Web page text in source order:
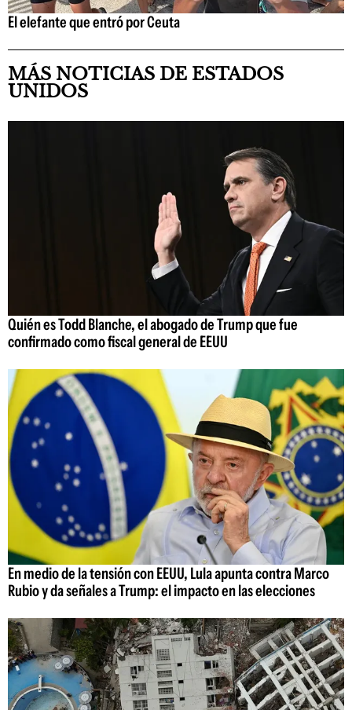
El elefante que entró por Ceuta
MÁS NOTICIAS DE ESTADOS
UNIDOS
Quién es Todd Blanche, el abogado de Trump que fue
confirmado como fiscal general de EEUU
En medio de la tensión con EEUU, Lula apunta contra Marco
Rubio y da señales a Trump: el impacto en las elecciones